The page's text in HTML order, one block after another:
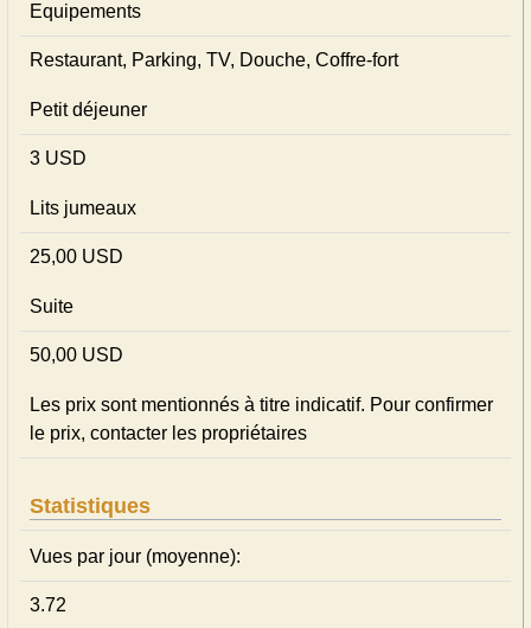
Equipements
Restaurant, Parking, TV, Douche, Coffre-fort
Petit déjeuner
3 USD
Lits jumeaux
25,00 USD
Suite
50,00 USD
Les prix sont mentionnés à titre indicatif. Pour confirmer
le prix, contacter les propriétaires
Statistiques
Vues par jour (moyenne):
3.72